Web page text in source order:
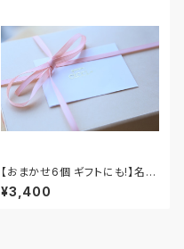
【おまかせ6個 ギフトにも!】名水
育ち生乳ジェラート6個セット
¥3,400